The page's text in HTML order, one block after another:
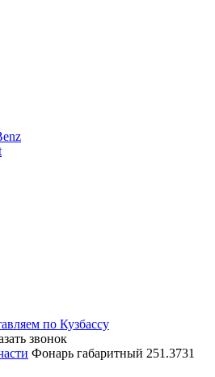
по Кузбассу
звонок
Фонарь габаритный 251.3731